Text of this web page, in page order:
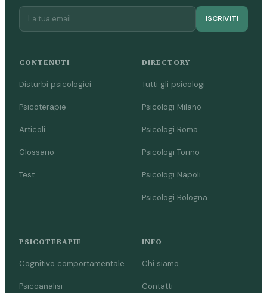
ISCRIVITI
CONTENUTI
Disturbi psicologici
Psicoterapie
Articoli
Glossario
Test
DIRECTORY
Tutti gli psicologi
Psicologi Milano
Psicologi Roma
Psicologi Torino
Psicologi Napoli
Psicologi Bologna
PSICOTERAPIE
Cognitivo comportamentale
Psicoanalisi
INFO
Chi siamo
Contatti